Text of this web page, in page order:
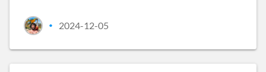
• 2024-12-05